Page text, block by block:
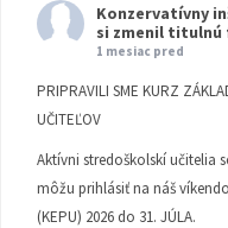
Konzervatívny
si zmenil
1 mesiac pred
PRIPRAVILI SME KURZ
UČITEĽOV
Aktívni stredoškolskí učitelia
môžu prihlásiť na náš
(KEPU) 2026 do 31. JÚLA.